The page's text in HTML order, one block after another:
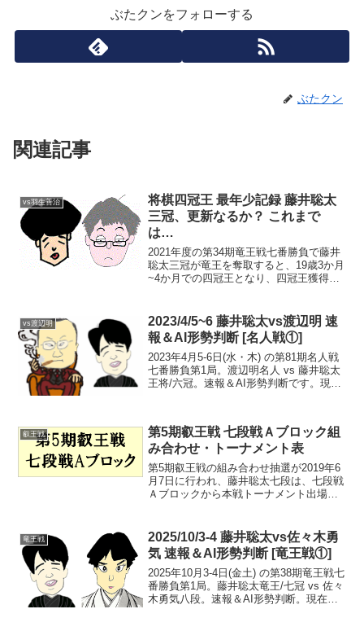
ぶたクンをフォローする
ぶたクン
関連記事
vs羽生善治
将棋四冠王 最年少記録 藤井聡太
三冠、更新なるか？ これまで
は…
2021年度の第34期竜王戦七番勝負で藤井
聡太三冠が竜王を奪取すると、19歳3か月
~4か月での四冠王となり、四冠王獲得の
2002年7月19日第4局（2021/11/12...
vs渡辺明
2023/4/5~6 藤井聡太vs渡辺明 速
報＆AI形勢判断 [名人戦①]
2023年4月5-6日(水・木) の第81期名人戦
七番勝負第1局。渡辺明名人 vs 藤井聡太
王将/六冠。速報＆AI形勢判断です。現在
ち。一手ずつAI形勢判断>>評価...
叡王戦
第5期叡王戦 七段戦Ａブロック組
み合わせ・トーナメント表
第5期叡王戦の組み合わせ抽選が2019年6
月7日に行われ、藤井聡太七段は、七段戦
Ａブロックから本戦トーナメント出場を
メント出場※8/29の対局、藤井七段は、
19:00に...
竜王戦
2025/10/3-4 藤井聡太vs佐々木勇
気 速報＆AI形勢判断 [竜王戦①]
2025年10月3-4日(金土) の第38期竜王戦七
番勝負第1局。藤井聡太竜王/七冠 vs 佐々
木勇気八段。速報＆AI形勢判断。現在の